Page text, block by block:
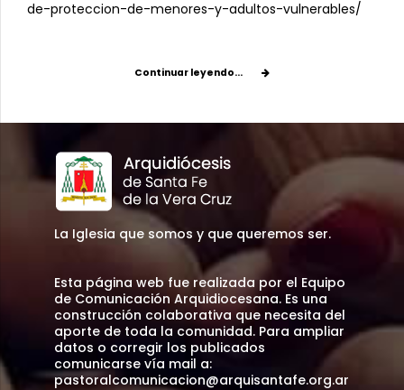
de-proteccion-de-menores-y-adultos-vulnerables/
Continuar leyendo...
La Iglesia que somos y que queremos ser.
Esta página web fue realizada por el Equipo
de Comunicación Arquidiocesana. Es una
construcción colaborativa que necesita del
aporte de toda la comunidad. Para ampliar
datos o corregir los publicados
comunicarse vía mail a:
pastoralcomunicacion@arquisantafe.org.ar